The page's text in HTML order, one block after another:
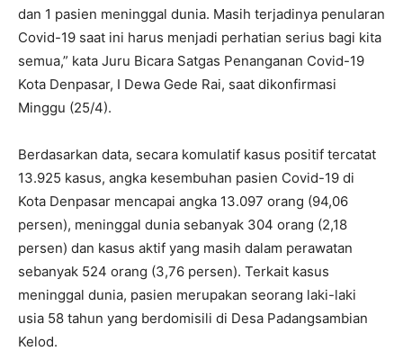
dan 1 pasien meninggal dunia. Masih terjadinya penularan
Covid-19 saat ini harus menjadi perhatian serius bagi kita
semua,” kata Juru Bicara Satgas Penanganan Covid-19
Kota Denpasar, I Dewa Gede Rai, saat dikonfirmasi
Minggu (25/4).
Berdasarkan data, secara komulatif kasus positif tercatat
13.925 kasus, angka kesembuhan pasien Covid-19 di
Kota Denpasar mencapai angka 13.097 orang (94,06
persen), meninggal dunia sebanyak 304 orang (2,18
persen) dan kasus aktif yang masih dalam perawatan
sebanyak 524 orang (3,76 persen). Terkait kasus
meninggal dunia, pasien merupakan seorang laki-laki
usia 58 tahun yang berdomisili di Desa Padangsambian
Kelod.